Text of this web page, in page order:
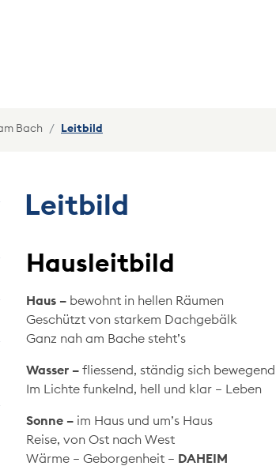
Bach Leitbild
Leitbild
Hausleitbild
Haus – bewohnt in hellen Räumen
Geschützt von starkem Dachgebälk
Ganz nah am Bache steht’s
Wasser – fliessend, ständig sich bewegend
Im Lichte funkelnd, hell und klar – Leben
Sonne – im Haus und um’s Haus
Reise, von Ost nach West
Wärme – Geborgenheit – DAHEIM